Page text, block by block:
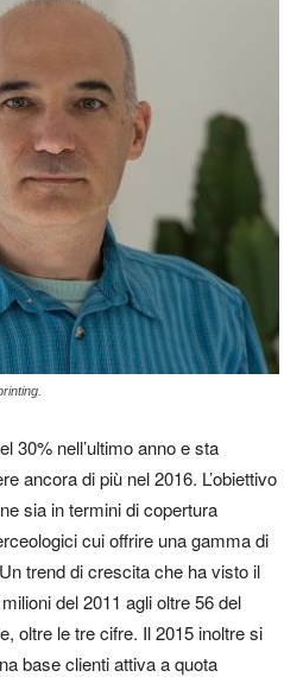
30% nell’ultimo anno e sta
ancora di più nel 2016. L’obiettivo
sia in termini di copertura
cui offrire una gamma di
trend di crescita che ha visto il
del 2011 agli oltre 56 del
oltre le tre cifre. Il 2015 inoltre si
base clienti attiva a quota